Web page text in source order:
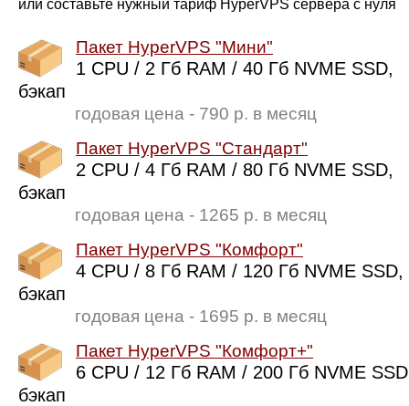
или составьте нужный тариф HyperVPS сервера с нуля
Пакет HyperVPS "Мини"
1 CPU / 2 Гб RAM / 40 Гб NVME SSD,
бэкап
годовая цена - 790 р. в месяц
Пакет HyperVPS "Стандарт"
2 CPU / 4 Гб RAM / 80 Гб NVME SSD,
бэкап
годовая цена - 1265 р. в месяц
Пакет HyperVPS "Комфорт"
4 CPU / 8 Гб RAM / 120 Гб NVME SSD,
бэкап
годовая цена - 1695 р. в месяц
Пакет HyperVPS "Комфорт+"
6 CPU / 12 Гб RAM / 200 Гб NVME
бэкап